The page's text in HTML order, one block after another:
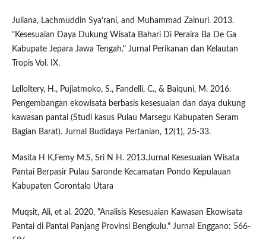
Juliana, Lachmuddin Sya’rani, and Muhammad Zainuri. 2013.
"Kesesuaian Daya Dukung Wisata Bahari Di Peraira Ba De Ga
Kabupate Jepara Jawa Tengah." Jurnal Perikanan dan Kelautan
Tropis Vol. IX.
Lelloltery, H., Pujiatmoko, S., Fandelli, C., & Baiquni, M. 2016.
Pengembangan ekowisata berbasis kesesuaian dan daya dukung
kawasan pantai (Studi kasus Pulau Marsegu Kabupaten Seram
Bagian Barat). Jurnal Budidaya Pertanian, 12(1), 25-33.
Masita H K,Femy M.S, Sri N H. 2013.Jurnal Kesesuaian Wisata
Pantai Berpasir Pulau Saronde Kecamatan Pondo Kepulauan
Kabupaten Gorontalo Utara
Muqsit, Ali, et al. 2020, "Analisis Kesesuaian Kawasan Ekowisata
Pantai di Pantai Panjang Provinsi Bengkulu." Jurnal Enggano: 566-